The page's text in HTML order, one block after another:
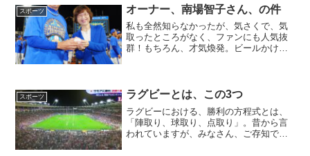
スポーツ オーナー、南場智子さん、の件
私も全然知らなかったが、気さくで、気
取ったところがなく、ファンにも人気抜
群！もちろん、才気煥発。ビールかけも
スポーツ ラグビーとは、この3つ
ラグビーにおける、勝利の方程式とは、
「陣取り、球取り、点取り」。昔から言
われていますが、みなさん、ご存知です